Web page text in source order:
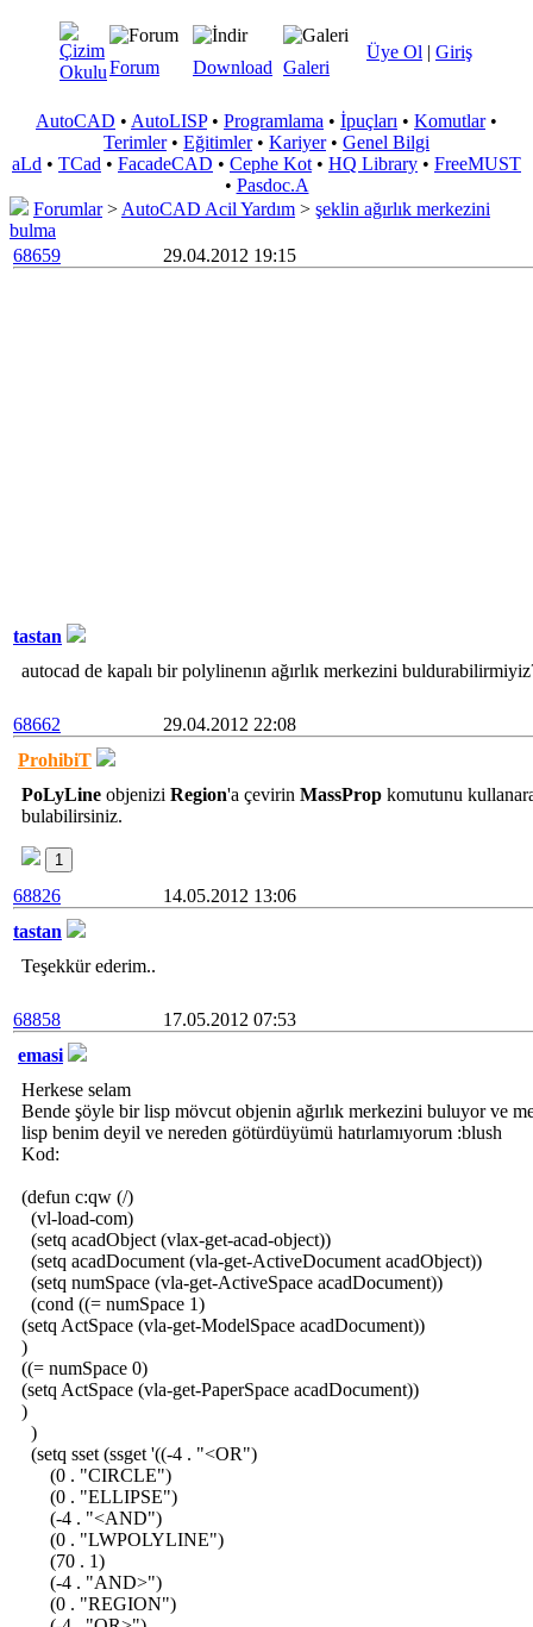
Üye Ol | Giriş
Forum Download Galeri
AutoCAD • AutoLISP• Programlama • İpuçları • Komutlar•
Terimler• Eğitimler• Kariyer• Genel Bilgi
aLd • TCad • FacadeCAD • Cephe Kot • HQ Library • FreeMUST
• Pasdoc.A
Forumlar> AutoCAD Acil Yardım > şeklin ağırlık merkezini
bulma
68659
29.04.2012 19:15
tastan
autocad de kapalı bir polylinenın ağırlık merkezini
68662
29.04.2012 22:08
ProhibiT
PoLyLine objenizi Region'a çevirin MassProp komutunu
bulabilirsiniz.
1
68826
14.05.2012 13:06
tastan
Teşekkür ederim..
68858
17.05.2012 07:53
emasi
Herkese selam
Bende şöyle bir lisp mövcut objenin ağırlık merkezini buluyor ve
lisp benim deyil ve nereden götürdüyümü hatırlamıyorum :blush
Kod:
(defun c:qw (/)
(vl-load-com)
(setq acadObject (vlax-get-acad-object))
(setq acadDocument (vla-get-ActiveDocument acadObject))
(setq numSpace (vla-get-ActiveSpace acadDocument))
(cond ((= numSpace 1)
(setq ActSpace (vla-get-ModelSpace acadDocument))
)
((= numSpace 0)
(setq ActSpace (vla-get-PaperSpace acadDocument))
)
)
(setq sset (ssget '((-4 . "<OR")
(0 . "CIRCLE")
(0 . "ELLIPSE")
(-4 . "<AND")
(0 . "LWPOLYLINE")
(70 . 1)
(-4 . "AND>")
(0 . "REGION")